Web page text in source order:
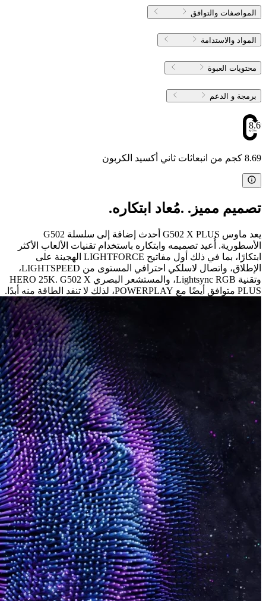
المواصفات والتوافق
المواد والاستدامة
محتويات العبوة
برمجة و الدعم
8.69
8.69 كجم من انبعاثات ثاني أكسيد الكربون
تصميم مميز. .مُعاد ابتكاره.
يعد ماوس G502 X PLUS أحدث إضافة إلى سلسلة G502
الأسطورية. أُعيد تصميمه وابتكاره باستخدام تقنيات الألعاب الأكثر
ابتكارًا، بما في ذلك أول مفاتيح LIGHTFORCE الهجينة على
الإطلاق، واتصال لاسلكي احترافي المستوى من LIGHTSPEED،
وتقنية Lightsync RGB، والمستشعر البصري HERO 25K. G502 X
PLUS متوافق أيضًا مع POWERPLAY، لذلك لا تنفد الطاقة منه أبدًا.